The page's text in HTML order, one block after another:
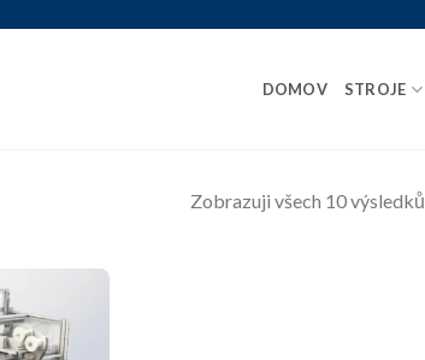
DOMOV STROJE
Zobrazuji všech 10 výsledků